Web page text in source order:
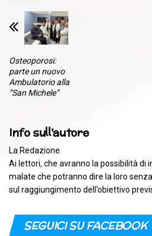
Osteoporosi:
parte un nuovo
Ambulatorio alla
“San Michele”
Info sull'autore
La Redazione
Ai lettori, che avranno la possibilità di
malate che potranno dire la loro
sul raggiungimento dell’obiettivo
SEGUICI SU FACEBOOK